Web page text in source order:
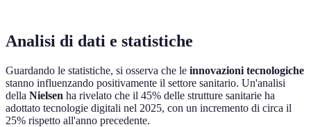
Analisi di dati e statistiche
Guardando le statistiche, si osserva che le innovazioni tecnologiche
stanno influenzando positivamente il settore sanitario. Un'analisi
della Nielsen ha rivelato che il 45% delle strutture sanitarie ha
adottato tecnologie digitali nel 2025, con un incremento di circa il
25% rispetto all'anno precedente.